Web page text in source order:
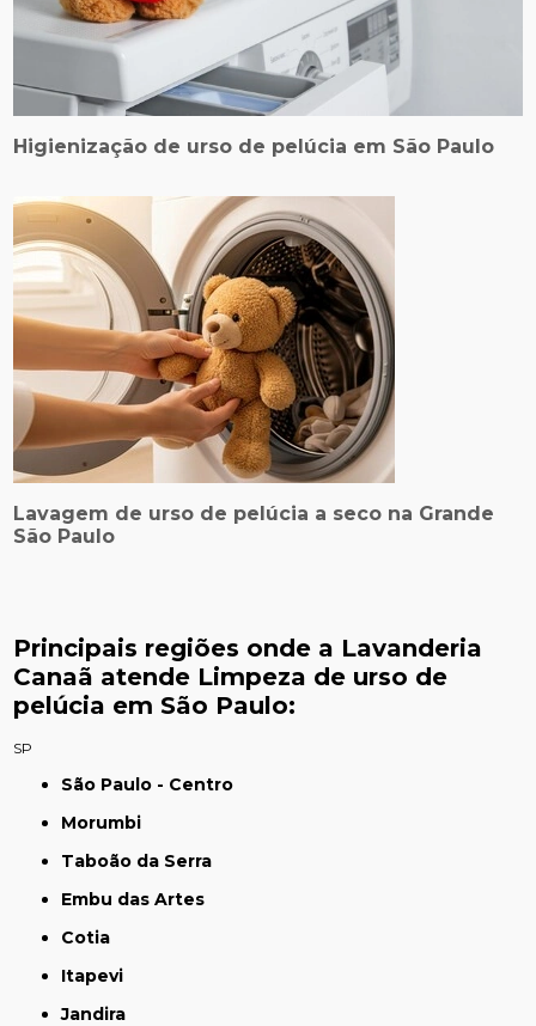
Higienização de urso de pelúcia em São Paulo
Lavagem de urso de pelúcia a seco na Grande
São Paulo
Principais regiões onde a Lavanderia
Canaã atende Limpeza de urso de
pelúcia em São Paulo:
SP
São Paulo - Centro
Morumbi
Taboão da Serra
Embu das Artes
Cotia
Itapevi
Jandira